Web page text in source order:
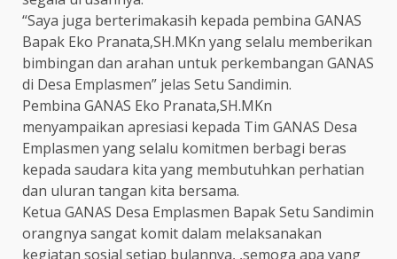
“Saya juga berterimakasih kepada pembina GANAS
Bapak Eko Pranata,SH.MKn yang selalu memberikan
bimbingan dan arahan untuk perkembangan GANAS
di Desa Emplasmen” jelas Setu Sandimin.
Pembina GANAS Eko Pranata,SH.MKn
menyampaikan apresiasi kepada Tim GANAS Desa
Emplasmen yang selalu komitmen berbagi beras
kepada saudara kita yang membutuhkan perhatian
dan uluran tangan kita bersama.
Ketua GANAS Desa Emplasmen Bapak Setu Sandimin
orangnya sangat komit dalam melaksanakan
kegiatan sosial setiap bulannya, ,semoga apa yang